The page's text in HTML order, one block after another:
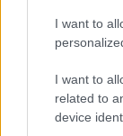
I want to
I want to
related to
device